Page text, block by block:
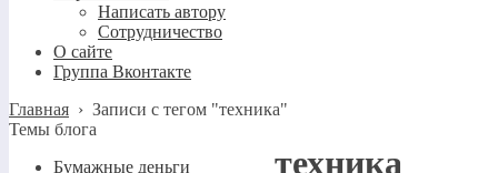
Написать автору
Сотрудничество
О сайте
Группа Вконтакте
Главная › Записи с тегом "техника"
техника
Темы блога
Бумажные деньги